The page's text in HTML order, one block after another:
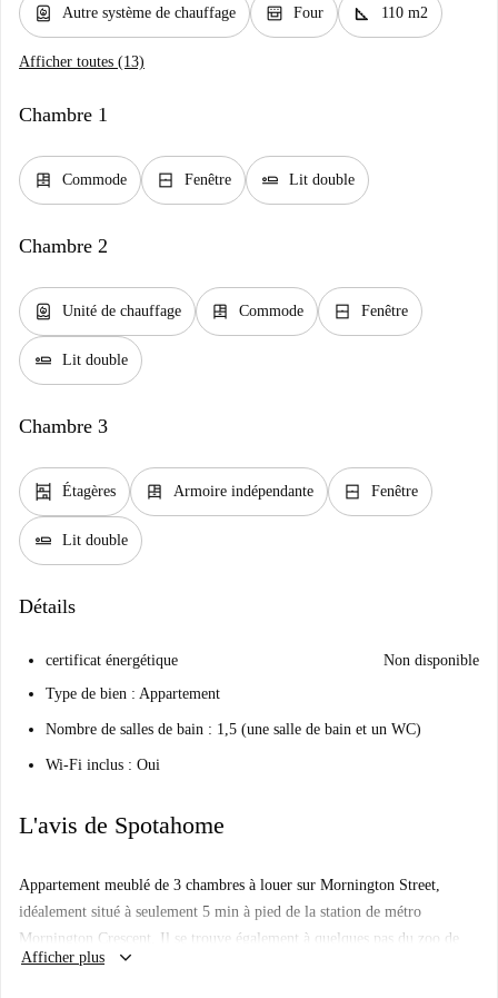
water_heater Autre système de chauffage oven_gen Four square_foot 110 m2
Afficher toutes (13)
Chambre 1
dresser Commode window_closed Fenêtre airline_seat_flat Lit double
Chambre 2
water_heater Unité de chauffage dresser Commode window_closed Fenêtre
airline_seat_flat Lit double
Chambre 3
shelves Étagères dresser Armoire indépendante window_closed Fenêtre
airline_seat_flat Lit double
Détails
certificat énergétique
Non disponible
Type de bien : Appartement
Nombre de salles de bain : 1,5 (une salle de bain et un WC)
Wi-Fi inclus : Oui
L'avis de Spotahome
Appartement meublé de 3 chambres à louer sur Mornington Street,
idéalement situé à seulement 5 min à pied de la station de métro
Mornington Crescent. Il se trouve également à quelques pas du zoo de
Londres, de Regent's Canal et de Regent's Park.
Afficher plus keyboard_arrow_down